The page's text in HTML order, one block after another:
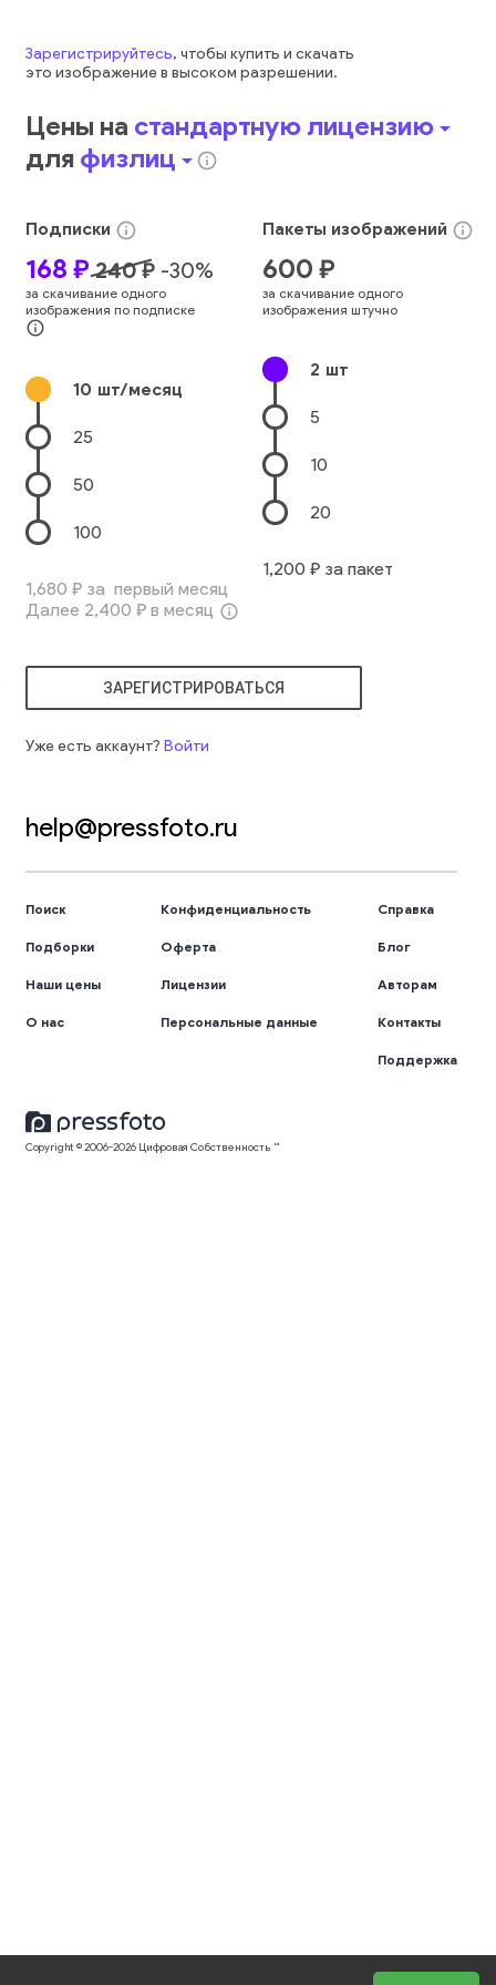
Зарегистрируйтесь, чтобы купить и скачать
это изображениев высоком разрешении.
Цены на стандартную лицензиюarrow_drop_down
для физлицarrow_drop_downinfo_outline
Подписки info_outline
168 ₽ 240₽ -30%
за скачивание одного
изображения по подписке
info_outline
10 шт/месяц
25
50
100
1,680 ₽ за первый месяц
Далее 2,400 ₽ в месяц info_outline
Пакеты изображений info_outline
600 ₽
за скачивание одного
изображения штучно
2 шт
5
10
20
1,200 ₽ за пакет
ЗАРЕГИСТРИРОВАТЬСЯ
Уже есть аккаунт? Войти
help@pressfoto.ru
Поиск
Подборки
Наши цены
О нас
Конфиденциальность
Оферта
Лицензии
Персональные данные
Справка
Блог
Авторам
Контакты
Поддержка
Copyright © 2006-2026 Цифровая Собственность ™